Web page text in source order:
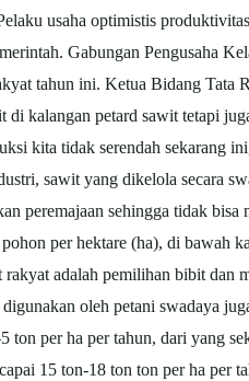
usaha optimistis
Gabungan Pengusaha
tahun ini. Ketua Bidang Tata
di kalangan petard sawit tetapi
kita tidak serendah sekarang
sawit yang dikelola secara
peremajaan sehingga tidak
per hektare (ha), di bawah
rakyat adalah pemilihan bibit dan
oleh petani swadaya
ton per ha per tahun, dari yang
15 ton-18 ton ton per ha per